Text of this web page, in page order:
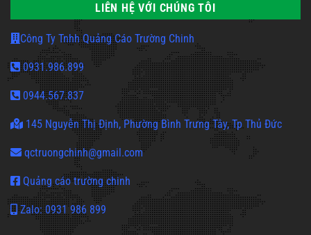
LIÊN HỆ VỚI CHÚNG TÔI
Công Ty Tnhh Quảng Cáo Trường Chinh
0931.986.899
0944.567.837
145 Nguyễn Thị Định, Phường Bình Trưng Tây, Tp Thủ Đức
qctruongchinh@gmail.com
Quảng cáo trường chinh
Zalo: 0931 986 899